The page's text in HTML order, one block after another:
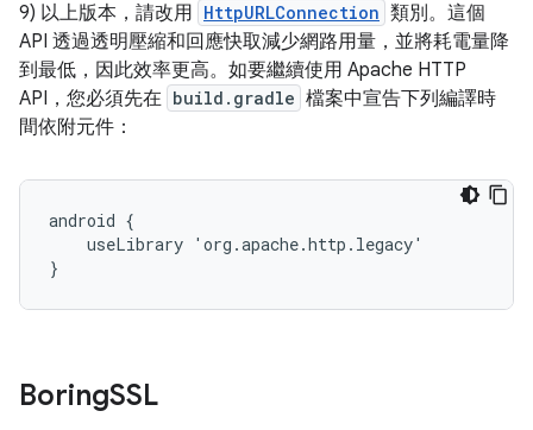
9) 以上版本，請改用 HttpURLConnection 類別。這個
API 透過透明壓縮和回應快取減少網路用量，並將耗電量降
到最低，因此效率更高。如要繼續使用 Apache HTTP
API，您必須先在 build.gradle 檔案中宣告下列編譯時
間依附元件：
android {
    useLibrary 'org.apache.http.legacy'
}
BoringSSL